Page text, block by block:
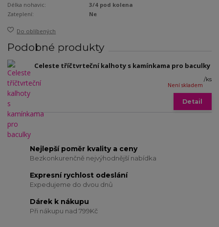
Délka nohavic:
3/4 pod kolena
Zateplení:
Ne
Do oblíbených
Podobné produkty
Celeste tříčtvrteční kalhoty s kamínkama pro baculky
/ks
Není skladem
Detail
Nejlepší poměr kvality a ceny
Bezkonkurenčně nejvýhodnější nabídka
Expresní rychlost odeslání
Expedujeme do dvou dnů
Dárek k nákupu
Při nákupu nad 799Kč